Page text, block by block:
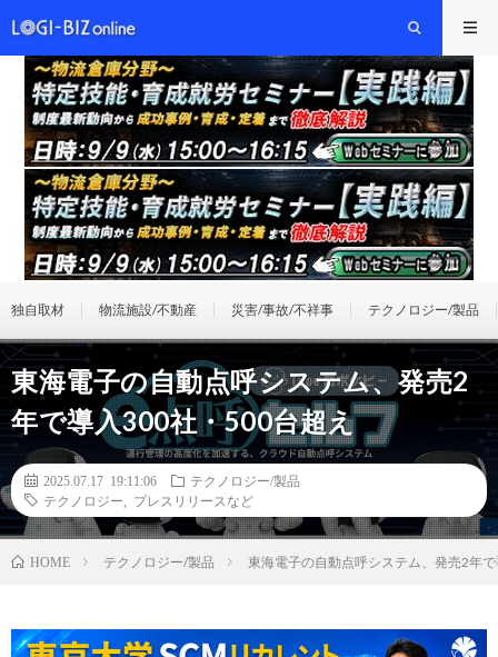
独自取材 物流施設/不動産 災害/事故/不祥事 テクノロジー/製品
東海電子の自動点呼システム、発売2
年で導入300社・500台超え
2025.07.17 19:11:06
テクノロジー/製品
テクノロジー
プレスリリースなど
HOME テクノロジー/製品 東海電子の自動点呼システム、発売2年